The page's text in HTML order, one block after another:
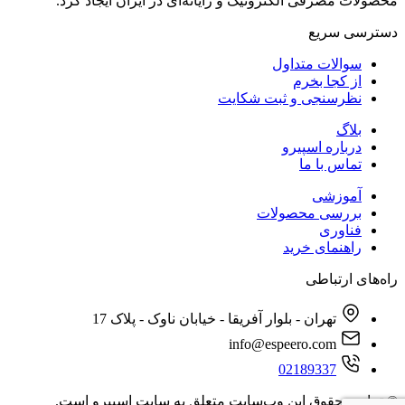
دسترسی‌ سریع
سوالات متداول
از کجا بخرم
نظرسنجی و ثبت شکایت
بلاگ
درباره اسپیرو
تماس با ما
آموزشی
بررسی محصولات
فناوری
راهنمای خرید
راه‌های ارتباطی
تهران - بلوار آفریقا - خیابان ناوک - پلاک 17
02189337
© تمامی حقوق این وب‌سایت متعلق به سایت اسپیرو است.